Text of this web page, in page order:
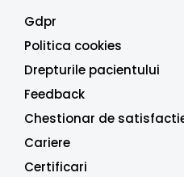
Gdpr
Politica cookies
Drepturile pacientului
Feedback
Chestionar de
Cariere
Certificari